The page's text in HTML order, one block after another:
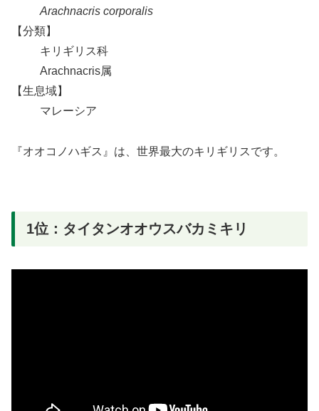
Arachnacris corporalis
【分類】
キリギリス科
Arachnacris属
【生息域】
マレーシア
『オオコノハギス』は、世界最大のキリギリスです。
1位：タイタンオオウスバカミキリ